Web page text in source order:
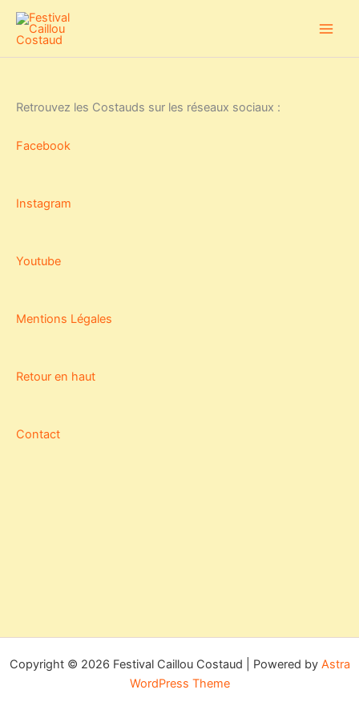
Skip
content
Retrouvez les Costauds sur les réseaux sociaux :
Facebook
Instagram
Youtube
Mentions Légales
Retour en haut
Contact
Copyright © 2026 Festival Caillou Costaud | Powered by Astra
WordPress Theme